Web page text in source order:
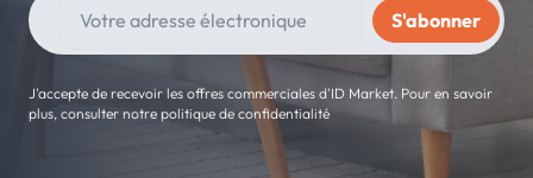
J'accepte de recevoir les offres commerciales d'ID Market. Pour en savoir
plus, consulter notre politique de confidentialité